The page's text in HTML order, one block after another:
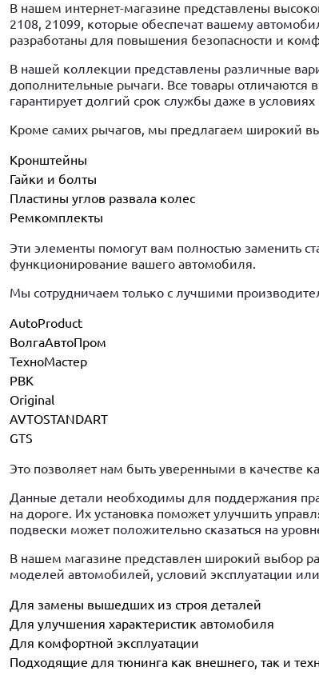
В нашем интернет-магазине представлены
2108, 21099, которые обеспечат вашему
разработаны для повышения безопасности и
В нашей коллекции представлены различные
дополнительные рычаги. Все товары отличаются
гарантирует долгий срок службы даже в условиях
Кроме самих рычагов, мы предлагаем широкий
Кронштейны
Гайки и болты
Пластины углов развала колес
Ремкомплекты
Эти элементы помогут вам полностью заменить
функционирование вашего автомобиля.
Мы сотрудничаем только с лучшими
AutoProduct
ВолгаАвтоПром
ТехноМастер
PBK
Original
AVTOSTANDART
GTS
Это позволяет нам быть уверенными в качестве
Данные детали необходимы для поддержания
на дороге. Их установка поможет улучшить
подвески может положительно сказаться на
В нашем магазине представлен широкий выбор
моделей автомобилей, условий эксплуатации
Для замены вышедших из строя деталей
Для улучшения характеристик автомобиля
Для комфортной эксплуатации
Подходящие для тюнинга как внешнего, так и